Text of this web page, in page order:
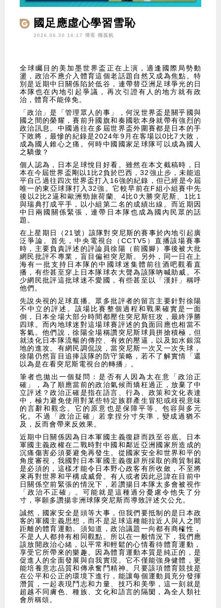
國足應虛心學習雪恥
2026.06.30 16:17 博客 獨孤帆
全球矚目的美加墨世界盃正在上演，適逢國際局勢動
盪，政治不應介入體育這個老話題自然又成為焦點。特
別是近期中日關係陷於低谷，連帶替亞洲足球爭光的日
本隊也在內地引起爭議，再次引證有人的地方就有政
治，體育不能倖免。
「政治」是「管理眾人的事」，何況世界盃是關乎國與
國之間的榮耀，賽前升國旗和奏國歌本身就帶有強烈的
政治訊息。中國過往在多屆世界盃外圍賽都是日本的手
下敗將，最慘的紀錄是2024年9月在客場以0比7大敗，
成為國人錐心之痛。何時中國國家足球隊可以成為國人
之驕傲？
個人認為，日本足球悅目好看。雖然在本文截稿時，日
本在今屆世界盃剛以1比2負於巴西，32強止步，未能追
平自己過往四次世界盃打入16強的紀錄，但已經是今屆
唯一的東亞球隊打入32強。它較早前在F組小組賽中先
後以2比2逼和歐洲勁旅荷蘭、4比0大勝突尼斯、1比1
與瑞典打成平手，以小組第二名的成績出線。而近期因
中日兩國關係緊張，連帶日本隊也成為國內民眾的話
題。
在上星期日（21號）該隊對突尼斯的賽事於內地引起廣
泛爭論。首先，中央電視台（CCTV5）直播該場賽事
時，主要負責評述的評論員徐陽（前國腳）事後被大批
網民批評不專業，盲目偏袒突尼斯。另外，同一日在上
海有一批支持日本隊的中國球迷集體前往酒吧觀看直
播，有些甚至穿上日本隊球衣大聲為該隊吶喊助威。不
少網民批評這批球迷不愛國，有些甚至以「漢奸」稱呼
他們。
先說央視的足球直播。眾多批評者的留言主要針對徐陽
不中立的評述。該場比賽整個過程和戰果確實是一面
倒，日本全場大部分時間都壓住突尼斯狂攻，最終淨勝
四球。而內地球迷對這場球賽評述的負面回應也相當不
客氣。他們說，徐陽全場稱讚突尼斯球員拼搶積極，但
就淡化日本隊流暢的傳控、有效的壓逼，以及如水銀瀉
地的進攻。有網民調侃說，當突尼斯一次又一次失球，
徐陽仍然盲目追捧該隊的防守策略，若不了解實情「還
以為是在看突尼斯電視台的轉播」。
筆者也拋出一個疑問：是否有人因為太在意「政治正
確」，為了順應當前的政治氣候而矯枉過正，放棄了中
立評述？政治正確是指在語言、行為、政策和文化表達
中，極力避免使用對某些特定族群產生冒犯或歧視意味
的言辭和觀念。它的原意也是保障平等、包容與多元
化。不過「政治正確」若拿捏分寸失準，變成過猶不
及，反而會帶來反效果。
近期中日關係因為日本軍國主義復辟而跌至谷底。日本
軍國主義政權在二戰時對中國和鄰近亞洲國家所造成的
沉痛傷害必須要避免再發生。從國家安全和世界和平的
角度審視，我國對日本軍國主義復辟所採取的商貿制裁
是必須的，這樣才能令日本野心政客有所收斂，不至將
來再對世界和平構成威脅。有人或者因此忌諱在目前中
日關係空前緊張的情況下，若讚揚日本隊太多會被視作
「政治不正確」。可能就是這種過分憂慮令他失了分
寸，寧願多讚揚非洲球隊突尼斯而導致評述欠公允。
誠然，國家安全是頭等大事，但我們要抵制的是日本政
客的軍國主義思想，而不是足球這種能拉近人與人之間
距離的體育運動。須知道，政治議題一向都有商榷性，
不是人人都持有相同觀點。所以在一般情況下，我們應
該放開政治心緒，以平常和輕鬆的心情看待體育運動，
享受它所帶來的樂趣。因為體育運動本質是純正的，是
促進人的全面發展與自我實現。它不僅能強身健體，更
能培養意志品質和傳承奮鬥精神。只要該項體育競技是
在公平和公正的環境下進行，能讓每個運動員充分發揮
潛質，一起表現鬥志和力量、技巧和美學，這一刻就是
超越不同膚色、種族、文化和語言的隔閡，為全人類社
會所稱頌。